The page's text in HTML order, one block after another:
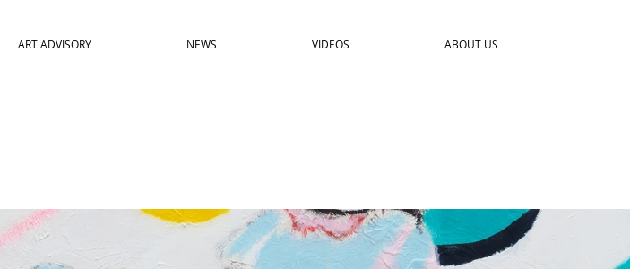
ART ADVISORY NEWS VIDEOS ABOUT US